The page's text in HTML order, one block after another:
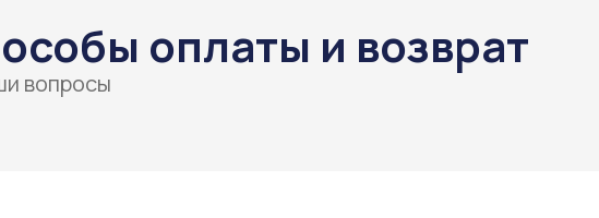
оплаты и возврат
вопросы